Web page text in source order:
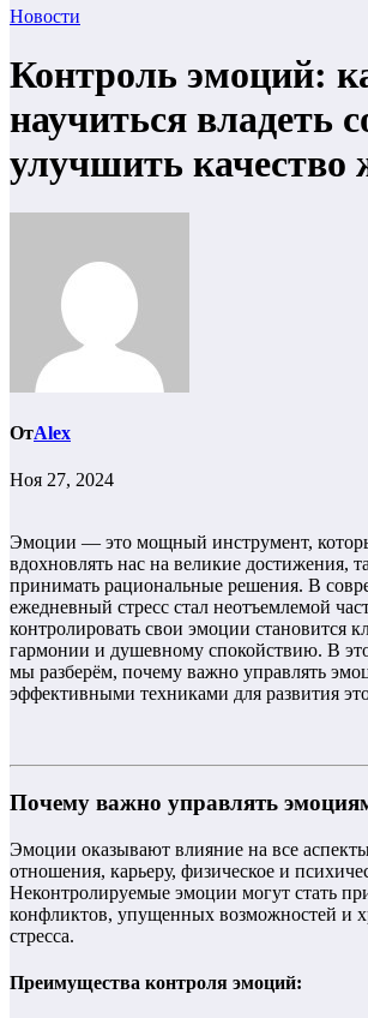
Новости
Контроль эмоций:
научиться владеть
улучшить качество
ОтAlex
Ноя 27, 2024
Эмоции — это мощный инструмент,
вдохновлять нас на великие достижения,
принимать рациональные решения. В
ежедневный стресс стал неотъемлемой
контролировать свои эмоции становится
гармонии и душевному спокойствию. В
мы разберём, почему важно управлять
эффективными техниками для развития
Почему важно управлять
Эмоции оказывают влияние на все
отношения, карьеру, физическое и
Неконтролируемые эмоции могут стать
конфликтов, упущенных возможностей и
стресса.
Преимущества контроля эмоций: